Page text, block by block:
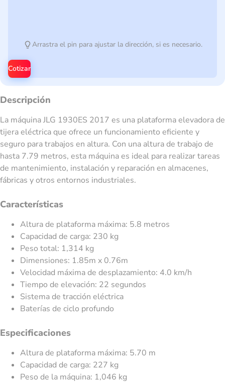
Arrastra el pin para ajustar la dirección, si es necesario.
Cotizar
Descripción
La máquina JLG 1930ES 2017 es una plataforma elevadora de
tijera eléctrica que ofrece un funcionamiento eficiente y
seguro para trabajos en altura. Con una altura de trabajo de
hasta 7.79 metros, esta máquina es ideal para realizar tareas
de mantenimiento, instalación y reparación en almacenes,
fábricas y otros entornos industriales.
Características
Altura de plataforma máxima: 5.8 metros
Capacidad de carga: 230 kg
Peso total: 1,314 kg
Dimensiones: 1.85m x 0.76m
Velocidad máxima de desplazamiento: 4.0 km/h
Tiempo de elevación: 22 segundos
Sistema de tracción eléctrica
Baterías de ciclo profundo
Especificaciones
Altura de plataforma máxima: 5.70 m
Capacidad de carga: 227 kg
Peso de la máquina: 1,046 kg